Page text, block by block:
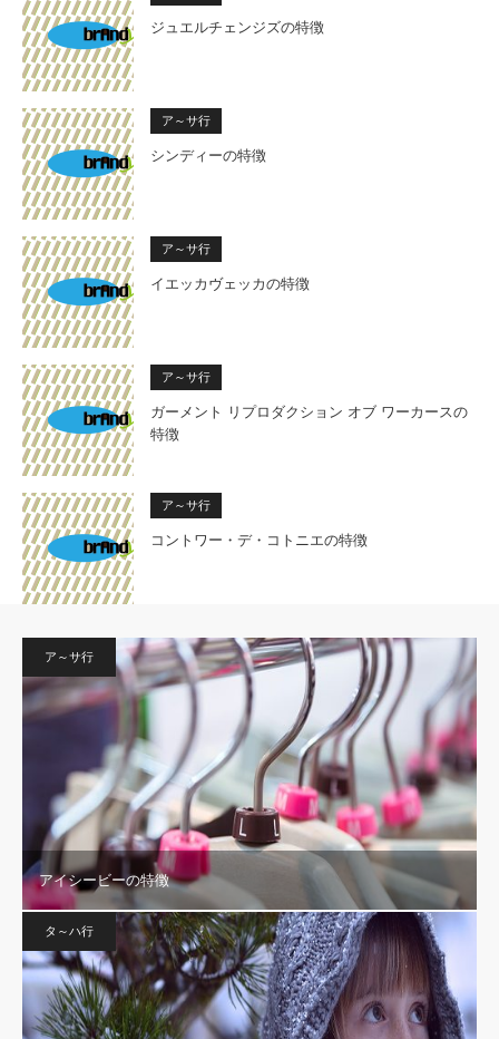
ジュエルチェンジズの特徴
ア～サ行
シンディーの特徴
ア～サ行
イエッカヴェッカの特徴
ア～サ行
ガーメント リプロダクション オブ ワーカースの
特徴
ア～サ行
コントワー・デ・コトニエの特徴
ア～サ行
アイシービーの特徴
タ～ハ行